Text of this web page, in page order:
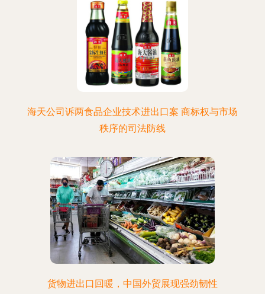
海天公司诉两食品企业技术进出口案 商标权与市场
秩序的司法防线
货物进出口回暖，中国外贸展现强劲韧性